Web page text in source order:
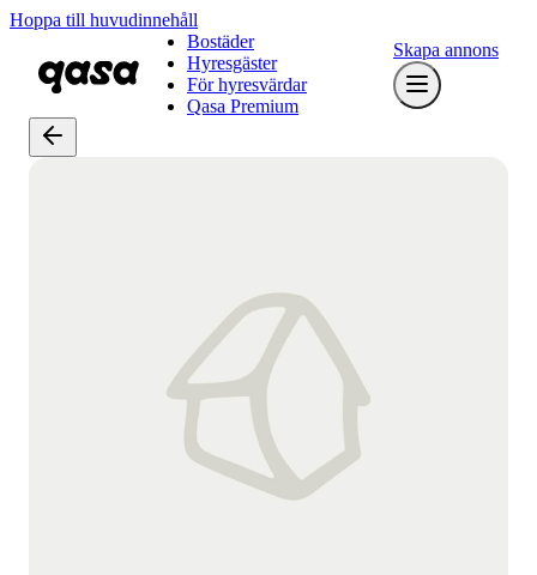
Hoppa till huvudinnehåll
Bostäder
Hyresgäster
För hyresvärdar
Qasa Premium
Skapa annons